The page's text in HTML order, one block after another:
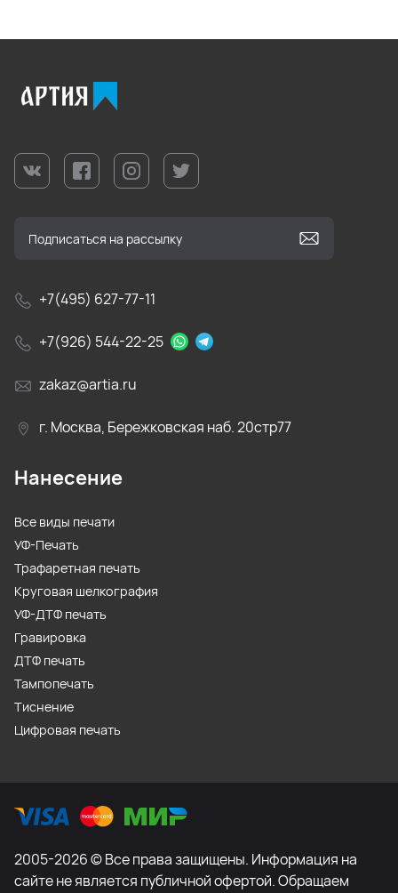
+7(495) 627-77-11
+7(926) 544-22-25
zakaz@artia.ru
г. Москва, Бережковская наб. 20стр77
Нанесение
Все виды печати
УФ-Печать
Трафаретная печать
Круговая шелкография
УФ-ДТФ печать
Гравировка
ДТФ печать
Тампопечать
Тиснение
Цифровая печать
2005-2026 © Все права защищены. Информация на
сайте не является публичной офертой. Обращаем